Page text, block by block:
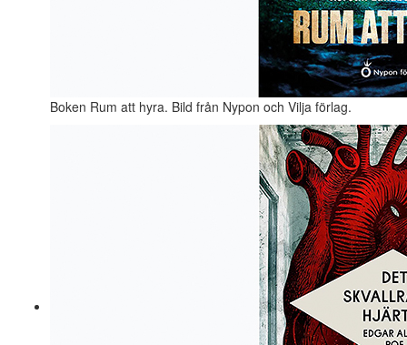
Boken Rum att hyra. Bild från Nypon och Vilja förlag.